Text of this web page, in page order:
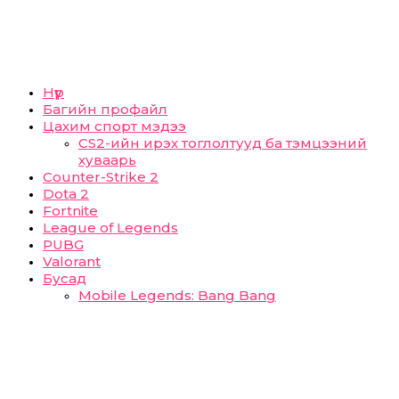
Нүүр
Багийн профайл
Цахим спорт мэдээ
CS2-ийн ирэх тоглолтууд ба тэмцээний
хуваарь
Counter-Strike 2
Dota 2
Fortnite
League of Legends
PUBG
Valorant
Бусад
Mobile Legends: Bang Bang